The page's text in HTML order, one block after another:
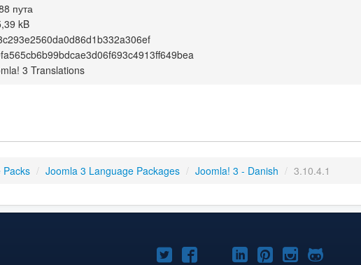
пута
kB
3 Translations
Packs / Joomla 3 Language Packages / Joomla! 3 - Danish / 3.10.4.1
Joomla!Joomla!Joomla!
Joomla!Joomla!
Joomla!Joomla!